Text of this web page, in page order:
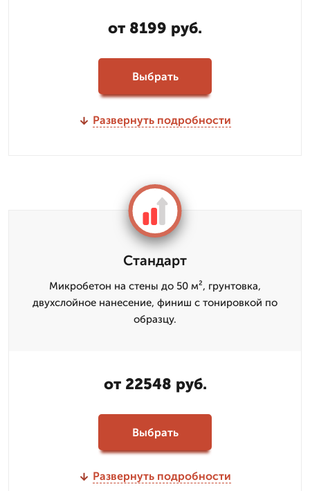
от 8199 руб.
Выбрать
Развернуть подробности
Стандарт
Микробетон на стены до 50 м², грунтовка,
двухслойное нанесение, финиш с тонировкой по
образцу.
от 22548 руб.
Выбрать
Развернуть подробности